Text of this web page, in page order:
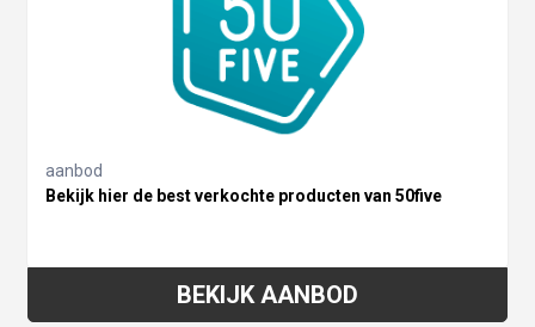
aanbod
Bekijk hier de best verkochte producten van 50five
BEKIJK AANBOD